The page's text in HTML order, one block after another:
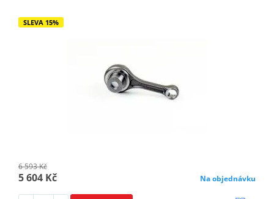
SLEVA 15%
6 593 Kč
5 604 Kč Na objednávku